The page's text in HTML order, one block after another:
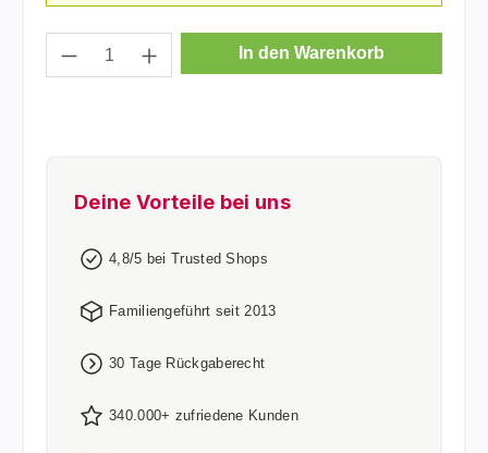
Produkt Anzahl: Gib den gewünschten
In den Warenkorb
Deine Vorteile bei uns
4,8/5 bei Trusted Shops
Familiengeführt seit 2013
30 Tage Rückgaberecht
340.000+ zufriedene Kunden